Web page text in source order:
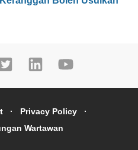
Privacy Policy
Wartawan